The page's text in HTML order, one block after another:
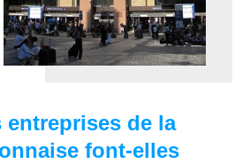
de la
font-elles